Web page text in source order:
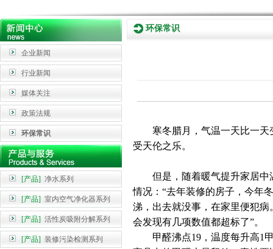
企业新闻
行业新闻
媒体关注
政策法规
环保常识
[产品] 净水系列
[产品] 室内空气净化器系列
[产品] 活性炭吸附分解系列
[产品] 装修污染检测系列
环保常识
寒冬腊月，气温一天比一
受天伦之乐。
但是，随着暖气提升家居
情况：“去年装修的房子，今年
涕，出去就没事，在家里便犯
会发现有几项数值都超标了”。
甲醛沸点19，温度每升高1